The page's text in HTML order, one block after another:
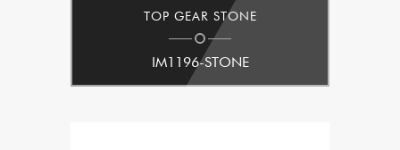
TOP GEAR STONE
IM1196-STONE